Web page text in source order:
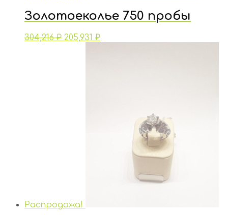
Золотоеколье 750 пробы
304,216₽ 205,931 ₽
Распродажа!